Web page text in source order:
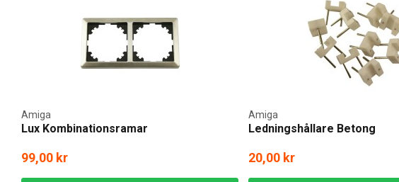
Lux Kombinationsramar
Amiga
99,00 kr
Ledningshållare Betong
Amiga
20,00 kr